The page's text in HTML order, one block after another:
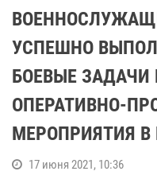
УСПЕШНО
БОЕВЫЕ ЗАДАЧИ
ОПЕРАТИВНО-
МЕРОПРИЯТИЯ
17 июня 2021, 10:36